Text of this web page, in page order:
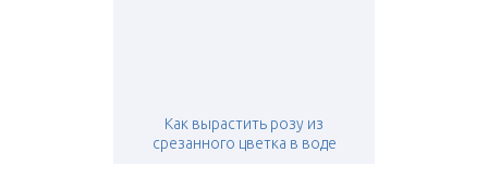
Как вырастить розу из
срезанного цветка в воде